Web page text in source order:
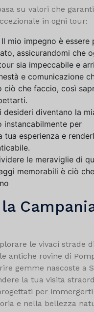
su valori che
in ogni tour:
Il mio impegno è essere
assicurandomi che
sia impeccabile e
e comunicazione
ciò che faccio, così
desideri diventano la
instancabilmente per
tua esperienza e
le meraviglie di
memorabili è ciò
le vivaci strade
antiche rovine di
gemme nascoste a
la tua visita
per
e nella bellezza